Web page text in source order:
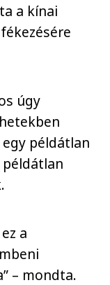
a kínai
úgy
példátlan
a
– mondta.